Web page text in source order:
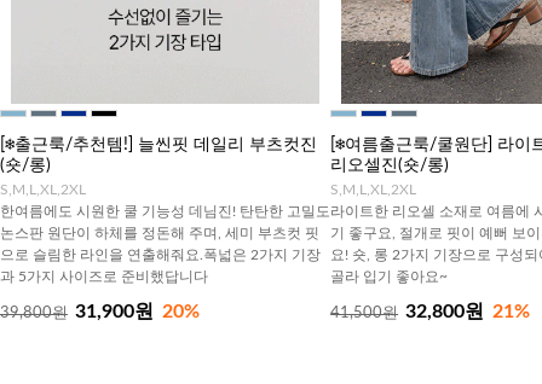
[❄️출근룩/추천템!] 늘씬핏 데일리 부츠컷진
(숏/롱)
S,M,L,XL,2XL
한여름에도 시원한 쿨 기능성 데님진! 탄탄한 고밀도
논스판 원단이 하체를 정돈해 주며, 세미 부츠컷 핏
으로 슬림한 라인을 연출해줘요.폭넓은 2가지 기장
과 5가지 사이즈로 준비했답니다
39,800원 31,900원 20%
[❄️여름출근룩/쿨원단] 라이
리오셀진(숏/롱)
S,M,L,XL,2XL
라이트한 리오셀 소재로 여름에
기 좋구요, 절개로 핏이 예뻐 보
요! 숏, 롱 2가지 기장으로 구성
골라 입기 좋아요~
41,500원 32,800원 21%